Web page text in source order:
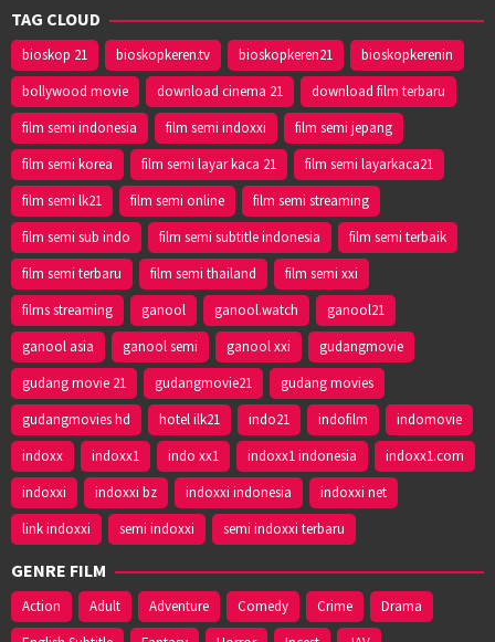
TAG CLOUD
bioskop 21 bioskopkeren.tv bioskopkeren21
bioskopkerenin
bollywood movie
download cinema 21
download film terbaru
film semi indonesia
film semi indoxxi
film semi jepang
film semi korea
film semi layar kaca 21
film semi layarkaca21
film semi lk21
film semi online
film semi streaming
film semi sub indo
film semi subtitle indonesia
film semi terbaik
film semi terbaru
film semi thailand
film semi xxi
films streaming
ganool ganool.watch
ganool21
ganool asia
ganool semi ganool xxi
gudangmovie
gudang movie 21
gudangmovie21
gudang movies
gudangmovies hd
hotel ilk21 indo21 indofilm
indomovie
indoxx
indoxx1 indo xx1 indoxx1 indonesia
indoxx1.com
indoxxi
indoxxi bz indoxxi indonesia
indoxxi net
link indoxxi
semi indoxxi semi indoxxi terbaru
GENRE FILM
Action Adult Adventure Comedy Crime
Drama